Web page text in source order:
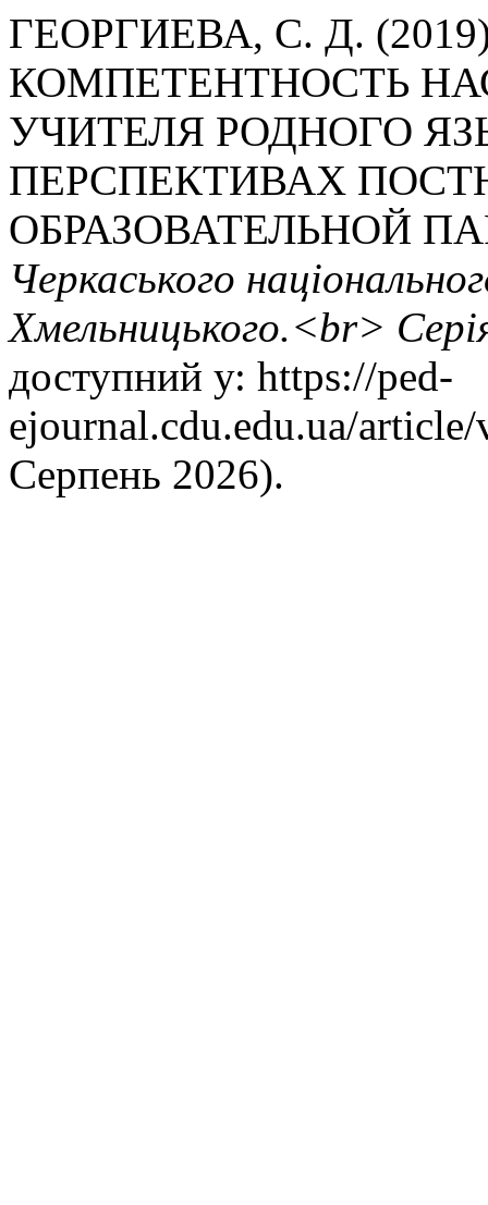
ГЕОРГИЕВА, С. Д.
КОМПЕТЕНТНОСТЬ
УЧИТЕЛЯ РОДНОГО
ПЕРСПЕКТИВАХ
ОБРАЗОВАТЕЛЬНОЙ
Черкаського
Хмельницького.<br>
доступний у: https://ped-
ejournal.cdu.edu.ua/
Серпень 2026).